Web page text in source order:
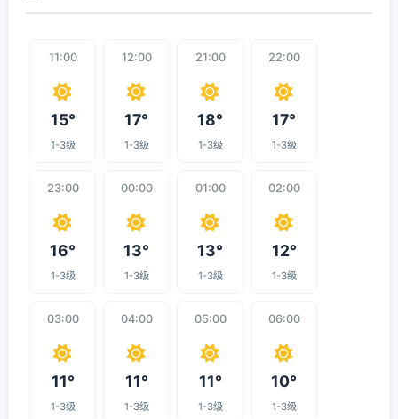
11:00
15°
1-3级
12:00
17°
1-3级
21:00
18°
1-3级
22:00
17°
1-3级
23:00
16°
1-3级
00:00
13°
1-3级
01:00
13°
1-3级
02:00
12°
1-3级
03:00
11°
1-3级
04:00
11°
1-3级
05:00
11°
1-3级
06:00
10°
1-3级